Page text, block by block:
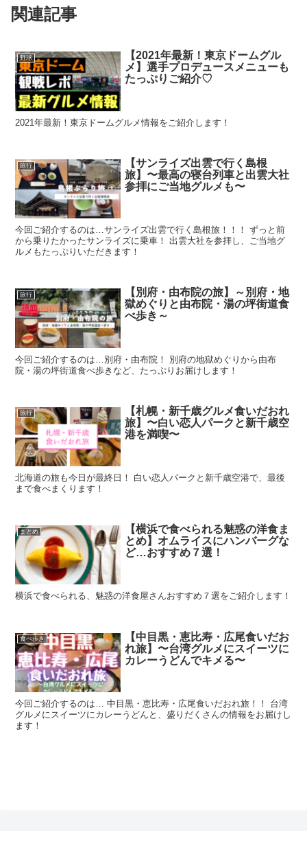
関連記事
野球
【2021年最新！東京ドームグル
メ】選手プロデュースメニューも
たっぷりご紹介♡
2021年最新！東京ドームグルメ情報をご紹介します！
旅行
【サンライズ出雲で行く島根
旅】〜最高の寝台列車と出雲大社
参拝にご当地グルメも〜
今回ご紹介するのは…サンライズ出雲で行く島根旅！！！ ずっと前
から乗りたかったサンライズに乗車！ 出雲大社を参拝し、ご当地グ
ルメもたっぷりいただきます！
旅行
【別府・由布院の旅】～別府・地
獄めぐりと由布院・湯の坪街道食
べ歩き～
今回ご紹介するのは…別府・由布院！ 別府の地獄めぐりから由布
院・湯の坪街道食べ歩きなど、たっぷりお届けします！
旅行
【札幌・新千歳グルメ食いだおれ
旅】〜白い恋人パークと新千歳空
港を満喫〜
北海道の旅も今日が最終日！ 白い恋人パークと新千歳空港で、最後
まで食べまくります！
まとめ
【横浜で食べられる魅惑の洋食ま
とめ】オムライスにハンバーグな
ど…おすすめ７選！
横浜で食べられる、魅惑の洋食屋さんおすすめ７選をご紹介します！
食べ歩き
【中目黒・恵比寿・広尾食いだお
れ旅】〜台湾グルメにスイーツに
カレーうどんでキメる〜
今回ご紹介するのは… 中目黒・恵比寿・広尾食いだおれ旅！！ 台湾
グルメにスイーツにカレーうどんと、盛りだくさんの情報をお届けし
ます！